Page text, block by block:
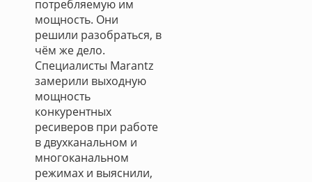
потребляемую им
мощность. Они
решили разобраться, в
чём же дело.
Специалисты Marantz
замерили выходную
мощность
конкурентных
ресиверов при работе
в двухканальном и
многоканальном
режимах и выяснили,